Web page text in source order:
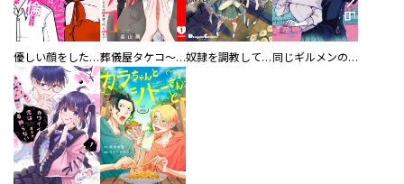
優しい顔をした親友は、夫と不倫して私の家に入り込んできた。 葬儀屋タケコ～あなたの最期、叶えます【電子単行本版】 奴隷を調教してハーレム作る 同じギルメンの声が好き